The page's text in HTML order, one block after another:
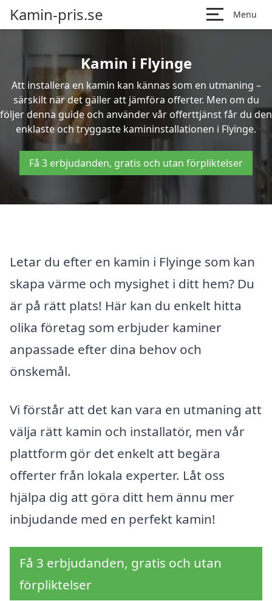
Kamin-pris.se Menu
Kamin i Flyinge
Att installera en kamin kan kännas som en utmaning –
särskilt när det gäller att jämföra offerter. Men om du
följer denna guide och använder vår offerttjänst får du den
enklaste och tryggaste kamininstallationen i Flyinge.
Få 3 erbjudanden, gratis och utan förpliktelser
Letar du efter en kamin i Flyinge som kan
skapa värme och mysighet i ditt hem? Du
är på rätt plats! Här kan du enkelt hitta
olika företag som erbjuder kaminer
anpassade efter dina behov och
önskemål.
Vi förstår att det kan vara en utmaning att
välja rätt kamin och installatör, men vår
plattform gör det enkelt att begära
offerter från lokala experter. Låt oss
hjälpa dig att göra ditt hem ännu mer
inbjudande med en perfekt kamin!
Få 3 erbjudanden, gratis och utan
förpliktelser